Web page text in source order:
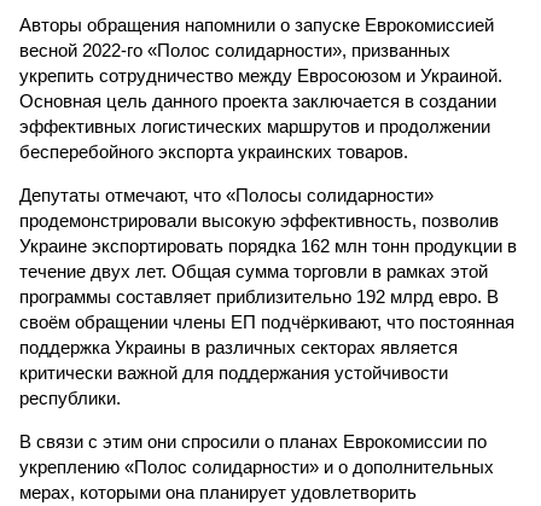
Авторы обращения напомнили о запуске Еврокомиссией
весной 2022-го «Полос солидарности», призванных
укрепить сотрудничество между Евросоюзом и Украиной.
Основная цель данного проекта заключается в создании
эффективных логистических маршрутов и продолжении
бесперебойного экспорта украинских товаров.
Депутаты отмечают, что «Полосы солидарности»
продемонстрировали высокую эффективность, позволив
Украине экспортировать порядка 162 млн тонн продукции в
течение двух лет. Общая сумма торговли в рамках этой
программы составляет приблизительно 192 млрд евро. В
своём обращении члены ЕП подчёркивают, что постоянная
поддержка Украины в различных секторах является
критически важной для поддержания устойчивости
республики.
В связи с этим они спросили о планах Еврокомиссии по
укреплению «Полос солидарности» и о дополнительных
мерах, которыми она планирует удовлетворить